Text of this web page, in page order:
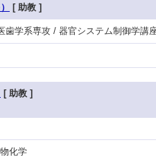
[ 助教 ]
歯学系専攻 / 器官システム制御学講
[ 助教 ]
化学